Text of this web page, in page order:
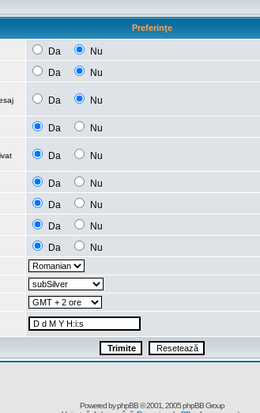
Preferinţe
Da
Nu
Da
Nu
Da Nu
Da
Nu
Da Nu
Da
Nu
Da
Nu
Da
Nu
Da
Nu
Powered byphpBB© 2001, 2005 phpBB Group